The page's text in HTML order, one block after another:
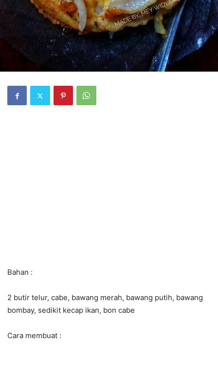
Bahan :
2 butir telur, cabe, bawang merah, bawang putih, bawang
bombay, sedikit kecap ikan, bon cabe
Cara membuat :